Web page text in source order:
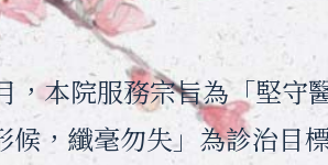
，本院服務宗旨為「堅守
，纖毫勿失」為診治目